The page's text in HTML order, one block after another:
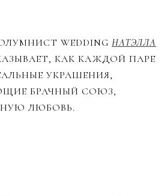
WEDDING НАТЭЛЛА
КАК КАЖДОЙ ПАРЕ
УКРАШЕНИЯ,
БРАЧНЫЙ СОЮЗ,
ЛЮБОВЬ.